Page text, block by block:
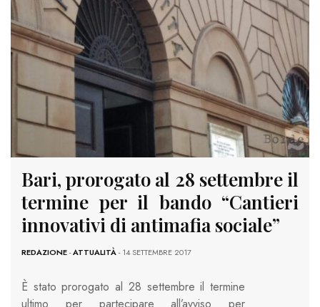
Bari, prorogato al 28 settembre il
termine per il bando “Cantieri
innovativi di antimafia sociale”
REDAZIONE-ATTUALITÀ- 14 SETTEMBRE 2017
È stato prorogato al 28 settembre il termine